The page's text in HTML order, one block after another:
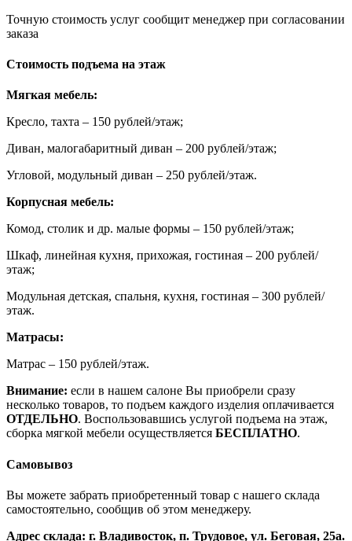
Точную стоимость услуг сообщит менеджер при согласовании
заказа
Стоимость подъема на этаж
Мягкая мебель:
Кресло, тахта – 150 рублей/этаж;
Диван, малогабаритный диван – 200 рублей/этаж;
Угловой, модульный диван – 250 рублей/этаж.
Корпусная мебель:
Комод, столик и др. малые формы – 150 рублей/этаж;
Шкаф, линейная кухня, прихожая, гостиная – 200 рублей/
этаж;
Модульная детская, спальня, кухня, гостиная – 300 рублей/
этаж.
Матрасы:
Матрас – 150 рублей/этаж.
Внимание: если в нашем салоне Вы приобрели сразу
несколько товаров, то подъем каждого изделия оплачивается
ОТДЕЛЬНО. Воспользовавшись услугой подъема на этаж,
сборка мягкой мебели осуществляется БЕСПЛАТНО.
Самовывоз
Вы можете забрать приобретенный товар с нашего склада
самостоятельно, сообщив об этом менеджеру.
Адрес склада: г. Владивосток, п. Трудовое, ул. Беговая, 25а.